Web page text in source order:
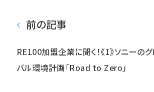
前の記事
RE100加盟企業に聞く！《1》ソニーの
バル環境計画「Road to Zero」